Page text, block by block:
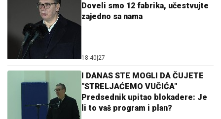
Doveli smo 12 fabrika, učestvujte
zajedno sa nama
18:40|27
I DANAS STE MOGLI DA ČUJETE
"STRELJAĆEMO VUČIĆA"
Predsednik upitao blokadere: Je
li to vaš program i plan?